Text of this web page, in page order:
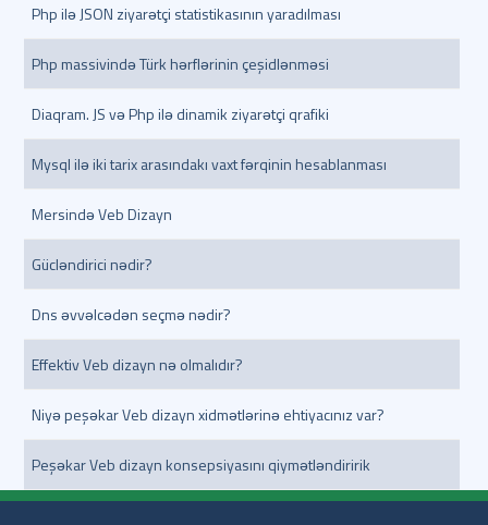
Php ilə JSON ziyarətçi statistikasının yaradılması
Php massivində Türk hərflərinin çeşidlənməsi
Diaqram. JS və Php ilə dinamik ziyarətçi qrafiki
Mysql ilə iki tarix arasındakı vaxt fərqinin hesablanması
Mersində Veb Dizayn
Gücləndirici nədir?
Dns əvvəlcədən seçmə nədir?
Effektiv Veb dizayn nə olmalıdır?
Niyə peşəkar Veb dizayn xidmətlərinə ehtiyacınız var?
Peşəkar Veb dizayn konsepsiyasını qiymətləndiririk